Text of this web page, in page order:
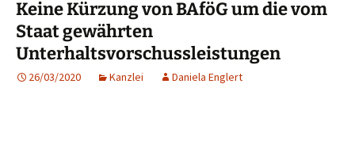
Keine Kürzung von BAföG um die vom
Staat gewährten
Unterhaltsvorschussleistungen
26/03/2020 Kanzlei Daniela Englert